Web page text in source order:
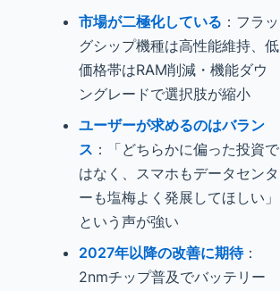
市場が二極化している ：フラッ
グシップ機種は高性能維持、低
価格帯はRAM削減・機能ダウ
ングレードで選択肢が縮小
ユーザーが求めるのはバラン
ス ：「どちらかに偏った投資で
はなく、スマホもデータセンタ
ーも塩梅よく発展してほしい」
という声が強い
2027年以降の改善に期待：
2nmチップ普及でバッテリー